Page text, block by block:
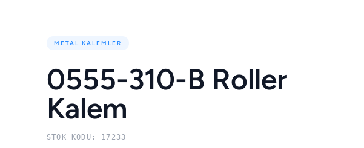
METAL KALEMLER
0555-310-B Roller
Kalem
STOK KODU: 17233